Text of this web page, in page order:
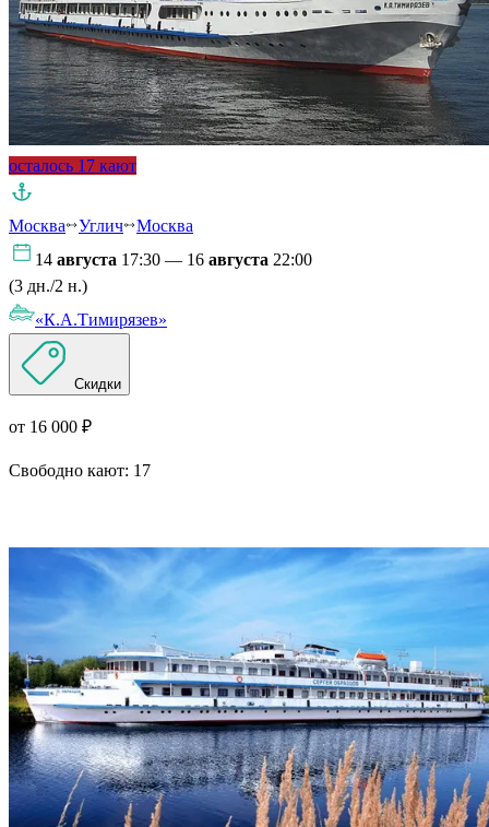
осталось 17 кают
Москва Углич
Москва
14 августа 17:30 — 16 августа 22:00
(3 дн./2 н.)
«К.А.Тимирязев»
Скидки
от 16 000 ₽
Свободно кают: 17